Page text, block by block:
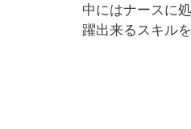
中にはナースに
躍出来るスキル